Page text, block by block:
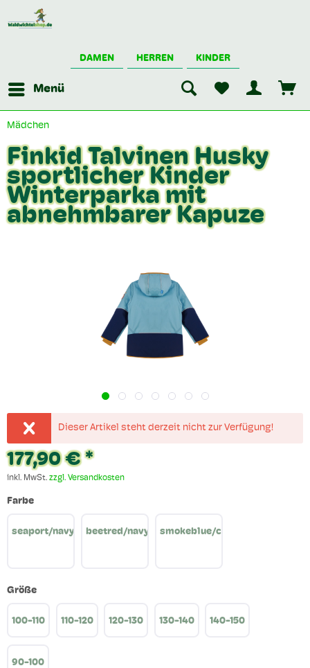
DAMEN HERREN KINDER
Menü
Mädchen
Finkid Talvinen Husky
sportlicher Kinder
Winterparka mit
abnehmbarer Kapuze
Dieser Artikel steht derzeit nicht zur Verfügung!
177,90 € *
inkl. MwSt. zzgl. Versandkosten
Farbe
seaport/navy beetred/navy smokeblue/cinnamon
Größe
100-110 110-120 120-130 130-140 140-150
90-100